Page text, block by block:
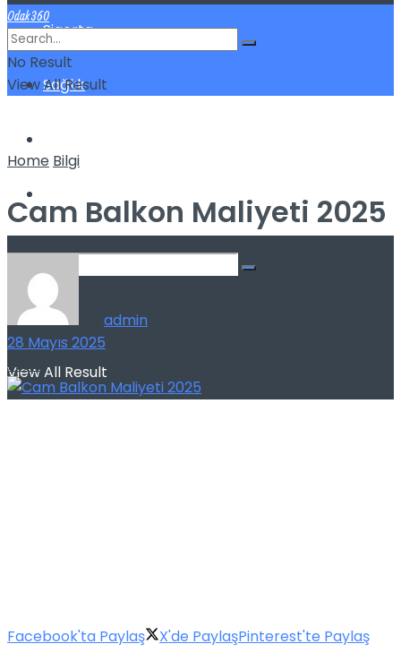
Sigorta
Sağlık
No Result
View All Result
Odak360
No Result
View All Result
Home Bilgi
Cam Balkon Maliyeti 2025
admin
28 Mayıs 2025
1465
Facebook'ta Paylaş X'de PaylaşPinterest'te Paylaş